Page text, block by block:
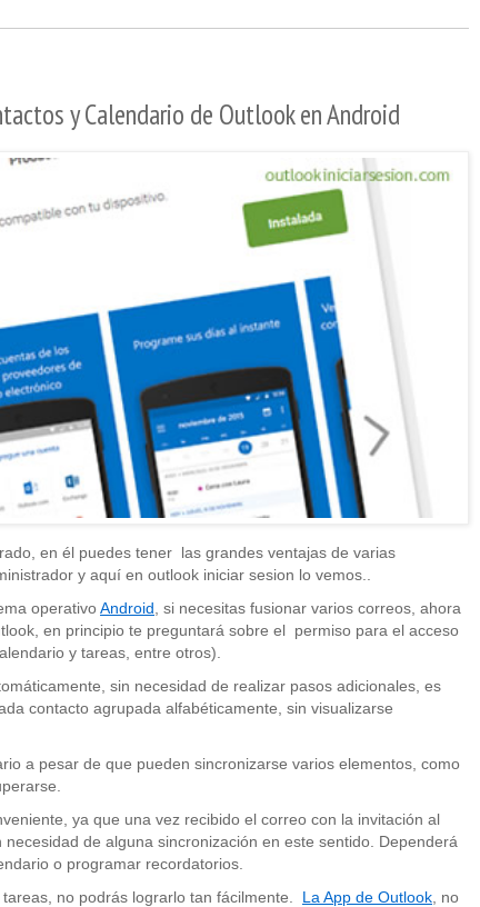
y Calendario de Outlook en Android
en él puedes tener las grandes ventajas de varias
y aquí en outlook iniciar sesion lo vemos..
operativoAndroid , si necesitas fusionar varios correos, ahora
en principio te preguntará sobre el permiso para el acceso
y tareas, entre otros).
sin necesidad de realizar pasos adicionales, es
contacto agrupada alfabéticamente, sin visualizarse
a pesar de que pueden sincronizarse varios elementos, como
ya que una vez recibido el correo con la invitación al
de alguna sincronización en este sentido. Dependerá
o programar recordatorios.
no podrás lograrlo tan fácilmente. La App de Outlook , no